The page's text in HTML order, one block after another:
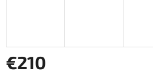
€210